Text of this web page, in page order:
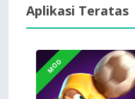
Aplikasi Teratas
MOD